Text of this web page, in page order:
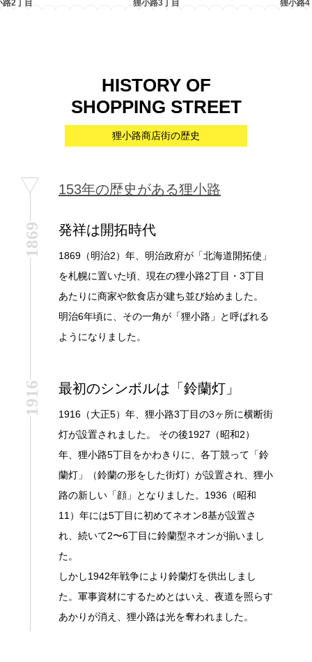
路2丁目 狸小路3丁目 狸小路4
HISTORY OF
SHOPPING STREET
狸小路商店街の歴史
153年の歴史がある狸小路
1869 発祥は開拓時代
1869（明治2）年、明治政府が「北海道開拓使」
を札幌に置いた頃、現在の狸小路2丁目・3丁目
あたりに商家や飲食店が建ち並び始めました。
明治6年頃に、その一角が「狸小路」と呼ばれる
ようになりました。
1916 最初のシンボルは「鈴蘭灯」
1916（大正5）年、狸小路3丁目の3ヶ所に横断街
灯が設置されました。 その後1927（昭和2）
年、狸小路5丁目をかわきりに、各丁競って「鈴
蘭灯」（鈴蘭の形をした街灯）が設置され、狸小
路の新しい「顔」となりました。1936（昭和
11）年には5丁目に初めてネオン8基が設置さ
れ、続いて2〜6丁目に鈴蘭型ネオンが揃いまし
た。
しかし1942年戦争により鈴蘭灯を供出しまし
た。軍事資材にするためとはいえ、夜道を照らす
あかりが消え、狸小路は光を奪われました。